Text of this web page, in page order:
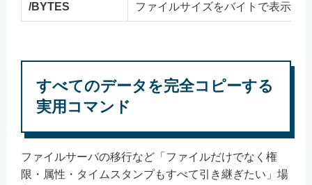
/BYTES ファイルサイズをバイトで表示
すべてのデータを完全コピーする
実用コマンド
ファイルサーバの移行など「ファイルだけでなく権
限・属性・タイムスタンプもすべて引き継ぎたい」場